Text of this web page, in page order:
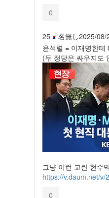
0
25 名無し2025/08/
윤석렬 = 이재명한테
(두 정당은 싸우지도
그냥 이런 교란 현수
https://v.daum.net/
0